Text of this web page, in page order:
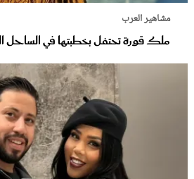
مشاهير العرب
ملك قورة تحتفل بخطبتها في الساحل